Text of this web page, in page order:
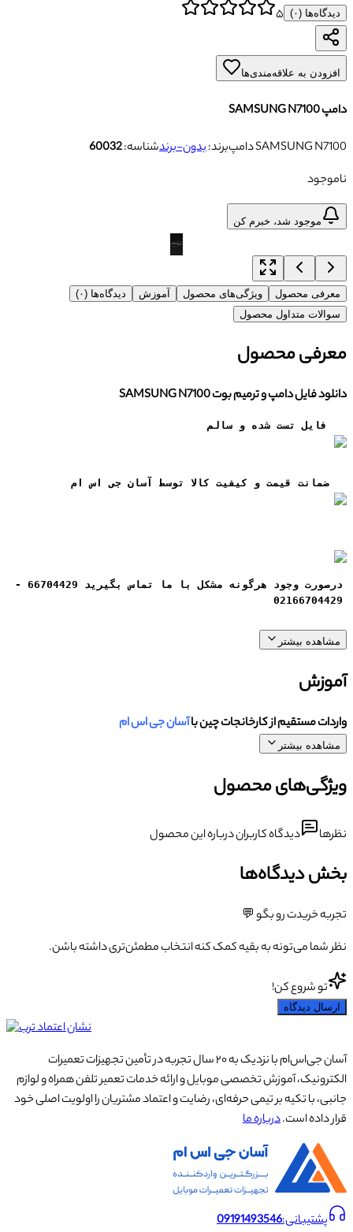
دیدگاه‌ها (۰) ۵
افزودن به علاقه‌مندی‌ها
دامپ SAMSUNG N7100
دامپ SAMSUNG N7100
برند:بدون-برندشناسه:60032
ناموجود
موجود شد، خبرم کن
معرفی محصول ویژگی‌های محصول آموزش
دیدگاه‌ها (۰)
سوالات متداول محصول
معرفی محصول
دانلود فایل دامپ و ترمیم بوت SAMSUNG N7100
فایل تست شده و سالم
ضمانت قيمت و کيفيت کالا توسط آسان جی اس ام
درصورت وجود هرگونه مشکل با ما تماس بگیرید 66704429 -
02166704429
مشاهده بیشتر
آموزش
واردات مستقیم از کارخانجات چین باآسان جی اس ام
مشاهده بیشتر
ویژگی‌های محصول
نظرها دیدگاه کاربران درباره این محصول
بخش دیدگاه‌ها
تجربه خریدت رو بگو 💬
نظر شما می‌تونه به بقیه کمک کنه انتخاب مطمئن‌تری داشته باشن.
تو شروع کن!
ارسال دیدگاه
آسان جی‌اس‌ام با نزدیک به ۲۰ سال تجربه در تأمین تجهیزات تعمیرات
الکترونیک، آموزش تخصصی موبایل و ارائه خدمات تعمیر تلفن همراه و لوازم
جانبی، با تکیه بر تیمی حرفه‌ای، رضایت و اعتماد مشتریان را اولویت اصلی خود
قرار داده است.درباره ما
پشتیبانی:09191493546